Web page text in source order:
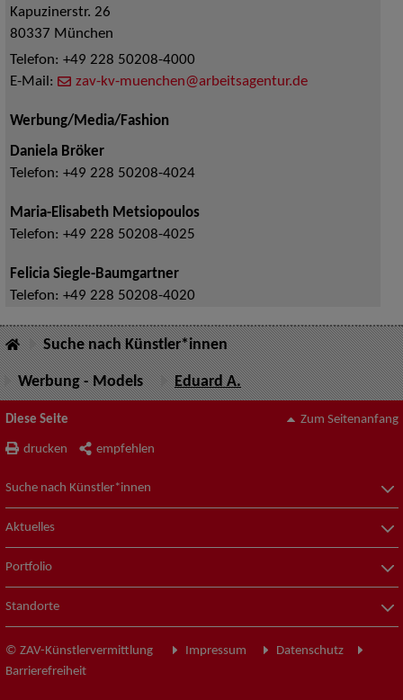
Kapuzinerstr. 26
80337 München
Telefon: +49 228 50208-4000
E-Mail:
zav-kv-muenchen@arbeitsagentur.de
Werbung/Media/Fashion
Daniela Bröker
Telefon: +49 228 50208-4024
Maria-Elisabeth Metsiopoulos
Telefon: +49 228 50208-4025
Felicia Siegle-Baumgartner
Telefon: +49 228 50208-4020
Suche nach Künstler*innen
Werbung - Models Eduard A.
Diese Seite
drucken empfehlen
Zum Seitenanfang
Suche nach Künstler*innen
Aktuelles
Portfolio
Standorte
© ZAV-Künstlervermittlung Impressum
Datenschutz
Barrierefreiheit